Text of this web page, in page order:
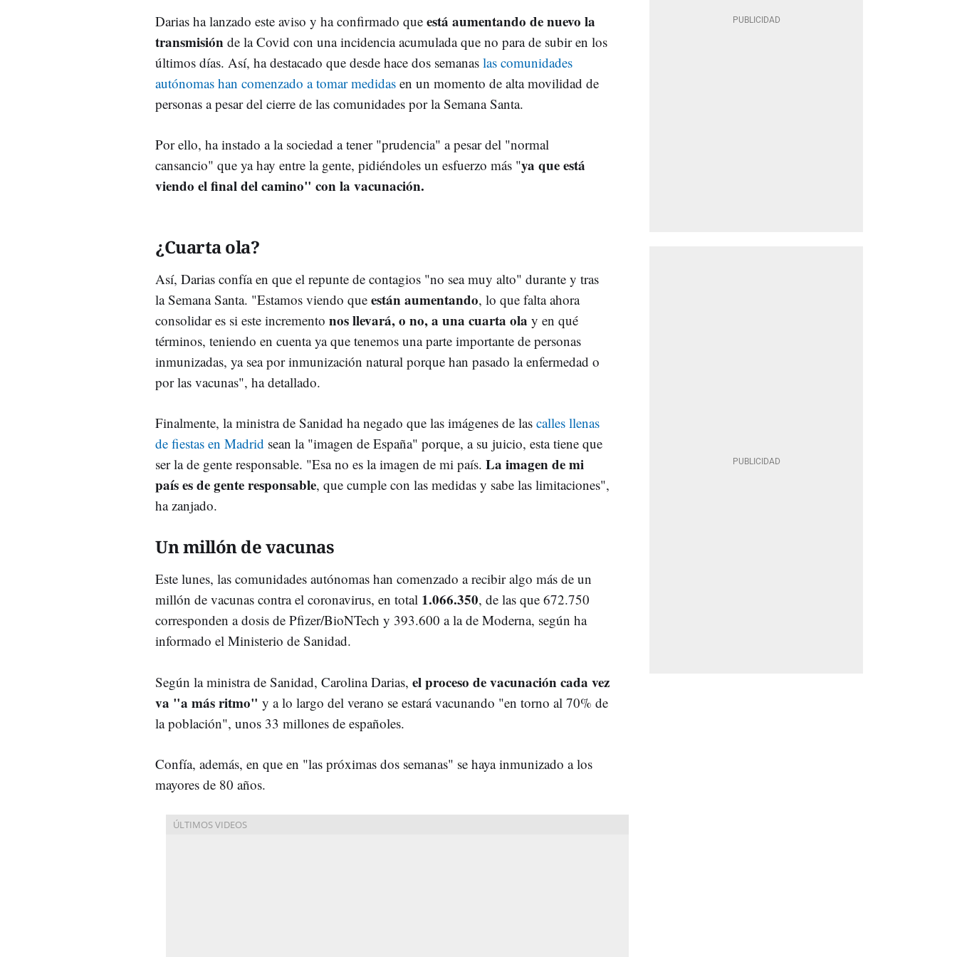
Darias ha lanzado este aviso y ha confirmado que está aumentando de nuevo la
transmisión de la Covid con una incidencia acumulada que no para de subir en los
últimos días. Así, ha destacado que desde hace dos semanas las comunidades
autónomas han comenzado a tomar medidas en un momento de alta movilidad de
personas a pesar del cierre de las comunidades por la Semana Santa.
Por ello, ha instado a la sociedad a tener "prudencia" a pesar del "normal
cansancio" que ya hay entre la gente, pidiéndoles un esfuerzo más "ya que está
viendo el final del camino" con la vacunación.
¿Cuarta ola?
Así, Darias confía en que el repunte de contagios "no sea muy alto" durante y tras
la Semana Santa. "Estamos viendo que están aumentando, lo que falta ahora
consolidar es si este incremento nos llevará, o no, a una cuarta ola y en qué
términos, teniendo en cuenta ya que tenemos una parte importante de personas
inmunizadas, ya sea por inmunización natural porque han pasado la enfermedad o
por las vacunas", ha detallado.
Finalmente, la ministra de Sanidad ha negado que las imágenes de las calles llenas
de fiestas en Madrid sean la "imagen de España" porque, a su juicio, esta tiene que
ser la de gente responsable. "Esa no es la imagen de mi país. La imagen de mi
país es de gente responsable, que cumple con las medidas y sabe las limitaciones",
ha zanjado.
Un millón de vacunas
Este lunes, las comunidades autónomas han comenzado a recibir algo más de un
millón de vacunas contra el coronavirus, en total 1.066.350, de las que 672.750
corresponden a dosis de Pfizer/BioNTech y 393.600 a la de Moderna, según ha
informado el Ministerio de Sanidad.
Según la ministra de Sanidad, Carolina Darias, el proceso de vacunación cada vez
va "a más ritmo" y a lo largo del verano se estará vacunando "en torno al 70% de
la población", unos 33 millones de españoles.
Confía, además, en que en "las próximas dos semanas" se haya inmunizado a los
mayores de 80 años.